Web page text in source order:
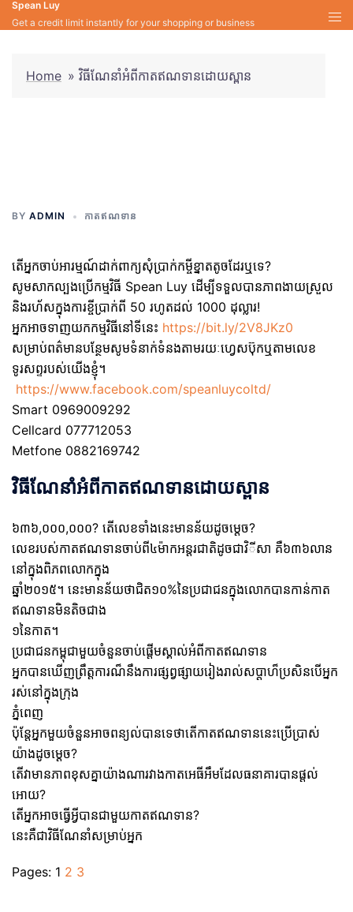
Skip
to
Spean Luy
Get a credit limit instantly for your shopping or business
Home » វិធីណែនាំអំពីកាតឥណទានដោយស្ពាន
BY ADMIN កាតឥណទាន
តើអ្នកចាប់អារម្មណ៍ដាក់ពាក្យសុំប្រាក់កម្ចីខ្នាតតូចដែរឬទេ?
សូមសាកល្បងប្រើកម្មវិធី Spean Luy ដើម្បីទទួលបានភាពងាយស្រួល
និងរហ័សក្នុងការខ្ចីប្រាក់ពី 50 រហូតដល់ 1000 ដុល្លារ!
អ្នកអាចទាញយកកម្មវិធីនៅទីនេះ https://bit.ly/2V8JKz0
សម្រាប់ពត៌មានបន្ថែមសូមទំនាក់ទំនងតាមរយៈហ្វេសប៊ុកឬតាមលេខ
ទូរសព្ទរបស់យើងខ្ញុំ។
https://www.facebook.com/speanluycoltd/
Smart 0969009292
Cellcard 077712053
Metfone 0882169742
វិធីណែនាំអំពីកាតឥណទានដោយស្ពាន
៦៣៦,០០០,០០០? តើលេខទាំងនេះមានន័យដូចម្តេច?
លេខរបស់កាតឥណទានចាប់ពី៤ម៉ាកអន្តរជាតិដូចជាវិីសា គឺ៦៣៦លាន
នៅក្នុងពិភពលោកក្នុង
ឆ្នាំ២០១៥។ នេះមានន័យថាជិត១០%នៃប្រជាជនក្នុងលោកបានកាន់កាត
ឥណទានមិនតិចជាង
១នៃកាត។
ប្រជាជនកម្ពុជាមួយចំនួនចាប់ផ្តើមស្គាល់អំពីកាតឥណទាន
អ្នកបានឃើញព្រឹត្តការណ៏នឹងការផ្សព្វផ្សាយរៀងរាល់សប្តាហ៏ប្រសិនបើអ្នក
រស់នៅក្នុងក្រុង
ភ្នំពេញ
ប៉ុន្តែអ្នកមួយចំនួនអាចពន្យល់បានទេថាតើកាតឥណទាននេះប្រើប្រាស់
យ៉ាងដូចម្តេច?
តើវាមានភាពខុសគ្នាយ៉ាងណារវាងកាតអេធីអឹមដែលធនាគារបានផ្តល់
អោយ?
តើអ្នកអាចធ្វើអ្វីបានជាមួយកាតឥណទាន?
នេះគឺជាវិធីណែនាំសម្រាប់អ្នក
Pages: 1 2 3